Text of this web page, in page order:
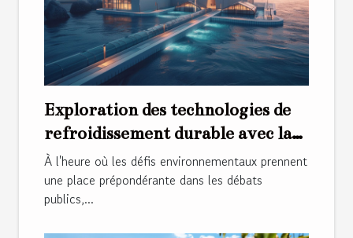
Exploration des technologies de
refroidissement durable avec la
climatisation par eau de mer
À l'heure où les défis environnementaux prennent
une place prépondérante dans les débats
publics,...